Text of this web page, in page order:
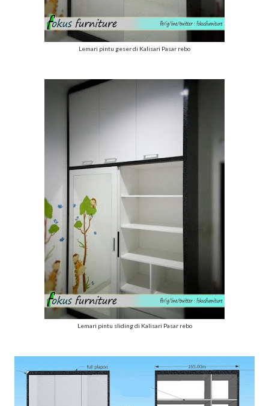
Lemari pintu geser di Kalisari Pasar rebo
Lemari pintu sliding di Kalisari Pasar rebo